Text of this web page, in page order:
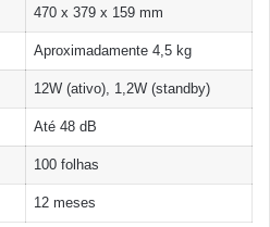
470 x 379 x 159 mm
Aproximadamente 4,5 kg
12W (ativo), 1,2W (standby)
Até 48 dB
100 folhas
12 meses